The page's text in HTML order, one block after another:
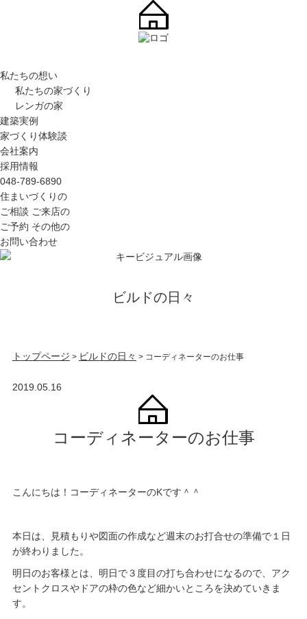
私たちの想い
私たちの家づくり
レンガの家
建築実例
家づくり体験談
会社案内
採用情報
048-789-6890
住まいづくりの
ご相談 ご来店の
ご予約 その他の
お問い合わせ
ビルドの日々
トップページ > ビルドの日々 > コーディネーターのお仕事
2019.05.16
コーディネーターのお仕事
こんにちは！コーディネーターのKです＾＾
本日は、見積もりや図面の作成など週末のお打合せの準備で１日
が終わりました。
明日のお客様とは、明日で３度目の打ち合わせになるので、アク
セントクロスやドアの枠の色など細かいところを決めていきま
す。